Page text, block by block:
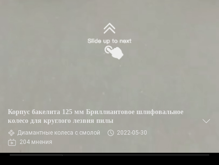
Корпус бакелита 125 мм Бриллиантовое шлифовальное
колесо для круглого лезвия пилы
Диамантные колеса с смолой
2022-05-30
204 мнения